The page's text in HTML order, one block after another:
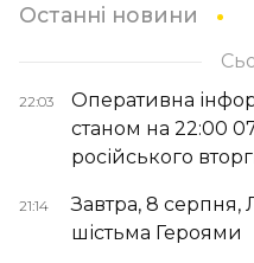
Останні новини
22:03
Оперативна
станом на 22:00
російського
21:14
Завтра, 8 серпня,
шістьма Героями